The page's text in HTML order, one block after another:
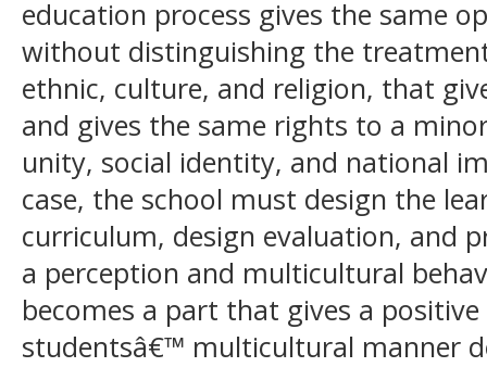
education process gives the same
without distinguishing the
ethnic, culture, and religion, that
and gives the same rights to a
unity, social identity, and national
case, the school must design the
curriculum, design evaluation, and
a perception and multicultural
becomes a part that gives a
studentsâ€™ multicultural manner